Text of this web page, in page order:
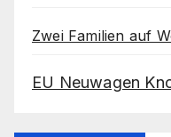
Zwei Familien auf
EU Neuwagen